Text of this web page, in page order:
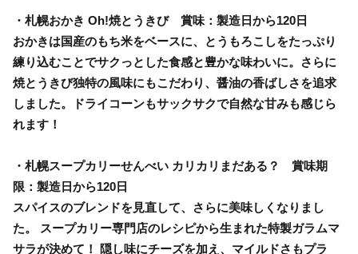
・札幌おかき Oh!焼とうきび 賞味：製造日から120日
おかきは国産のもち米をベースに、とうもろこしをたっぷり
練り込むことでサクっとした食感と豊かな味わいに。さらに
焼とうきび独特の風味にもこだわり、醤油の香ばしさを追求
しました。ドライコーンもサックサクで自然な甘みも感じら
れます！
・札幌スープカリーせんべい カリカリまだある？ 賞味期
限：製造日から120日
スパイスのブレンドを見直して、さらに美味しくなりまし
た。 スープカリー専門店のレシピから生まれた特製ガラムマ
サラが決めて！ 隠し味にチーズを加え、マイルドさもプラ